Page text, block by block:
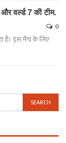
वर्ल्ड 7 की टीम.
0
है। इस मैच के लिए